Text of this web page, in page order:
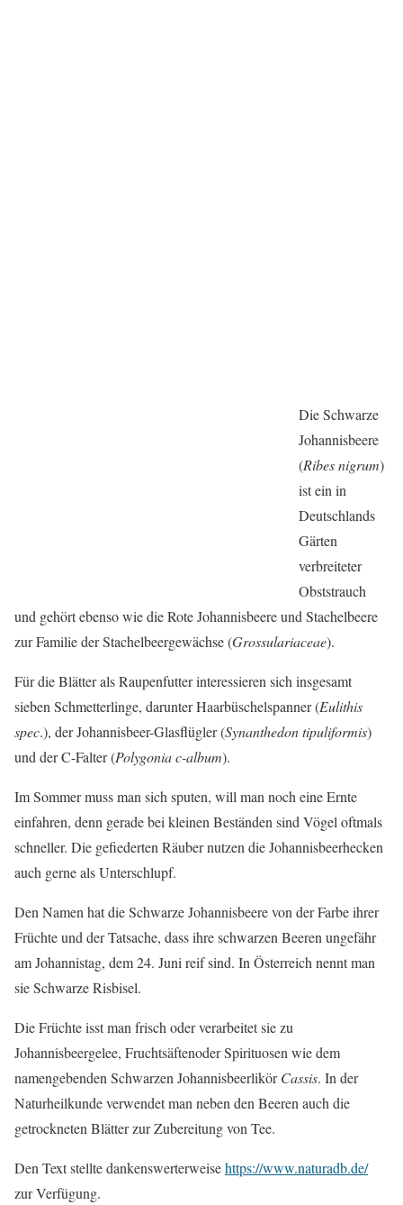
Die Schwarze
Johannisbeere
(Ribes nigrum)
ist ein in
Deutschlands
Gärten
verbreiteter
Obststrauch
und gehört ebenso wie die Rote Johannisbeere und Stachelbeere
zur Familie der Stachelbeergewächse (Grossulariaceae).
Für die Blätter als Raupenfutter interessieren sich insgesamt
sieben Schmetterlinge, darunter Haarbüschelspanner (Eulithis
spec.), der Johannisbeer-Glasflügler (Synanthedon tipuliformis)
und der C-Falter (Polygonia c-album).
Im Sommer muss man sich sputen, will man noch eine Ernte
einfahren, denn gerade bei kleinen Beständen sind Vögel oftmals
schneller. Die gefiederten Räuber nutzen die Johannisbeerhecken
auch gerne als Unterschlupf.
Den Namen hat die Schwarze Johannisbeere von der Farbe ihrer
Früchte und der Tatsache, dass ihre schwarzen Beeren ungefähr
am Johannistag, dem 24. Juni reif sind. In Österreich nennt man
sie Schwarze Risbisel.
Die Früchte isst man frisch oder verarbeitet sie zu
Johannisbeergelee, Fruchtsäftenoder Spirituosen wie dem
namengebenden Schwarzen JohannisbeerlikörCassis. In der
Naturheilkunde verwendet man neben den Beeren auch die
getrockneten Blätter zur Zubereitung von Tee.
Den Text stellte dankenswerterweisehttps://www.naturadb.de/
zur Verfügung.